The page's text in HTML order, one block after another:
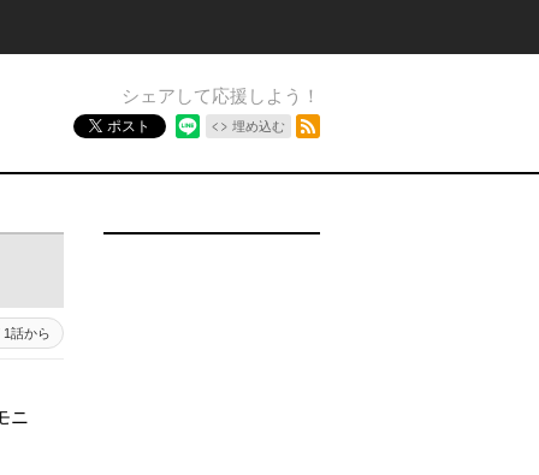
シェアして応援しよう！
ポスト 埋め込む
1話から
ニ